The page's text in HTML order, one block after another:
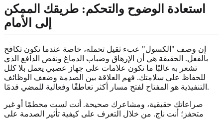
استعادة الوضوح والتحكم: طريقك الممكن
إلى الأمام
إن وصف "الكسول" عبء ثقيل تحمله، خاصة عندما تكون تكافح
بالفعل. الحقيقة هي أن الإرهاق وضباب الدماغ ونقص الدافع الذي
تشعر به غالبًا ما تكون علامات على جهاز عصبي يعمل بلا كلل
للحفاظ على سلامتك. فهم العلاقة بين الصدمة وضعف الوظائف
التنفيذية هو المفتاح لفتح مسار أكثر تعاطفًا وفعالية للمضي قدمًا.
صراعاتك حقيقية، ومشاعرك صحيحة. أنت لست محطمًا أو غير
متحفز؛ أنت ناجٍ. من خلال التعرف على كيفية تأثير الصدمة على